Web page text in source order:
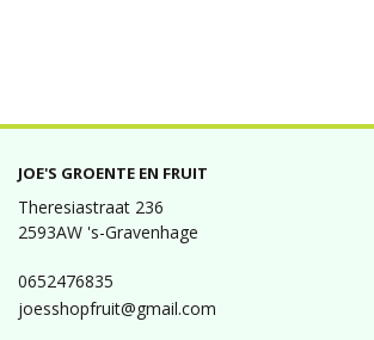
JOE'S GROENTE EN FRUIT
Theresiastraat 236
2593AW 's-Gravenhage
0652476835
joesshopfruit@gmail.com